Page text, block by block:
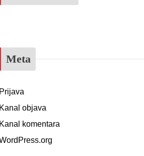
Meta
Prijava
Kanal objava
Kanal komentara